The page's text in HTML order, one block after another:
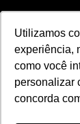
Utilizamos
experiência,
como você
personalizar
concorda
Utilizamos
experiência,
como você
personalizar
concorda
Utilizamos
experiência,
como você
personalizar
concorda
Avatar